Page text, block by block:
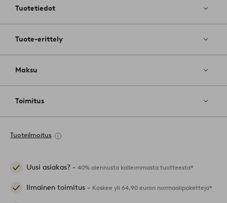
Tuotetiedot
Tuote-erittely
Maksu
Toimitus
Tuoteilmoitus
Uusi asiakas? - 40% alennusta kalleimmasta tuotteesta*
Ilmainen toimitus - Koskee yli 64,90 euron normaalipaketteja*